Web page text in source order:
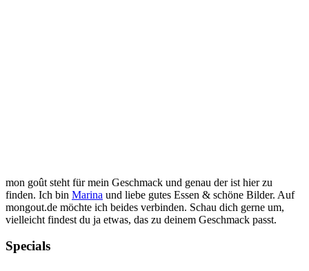
mon goût steht für mein Geschmack und genau der ist hier zu
finden. Ich bin Marina und liebe gutes Essen & schöne Bilder. Auf
mongout.de möchte ich beides verbinden. Schau dich gerne um,
vielleicht findest du ja etwas, das zu deinem Geschmack passt.
Specials